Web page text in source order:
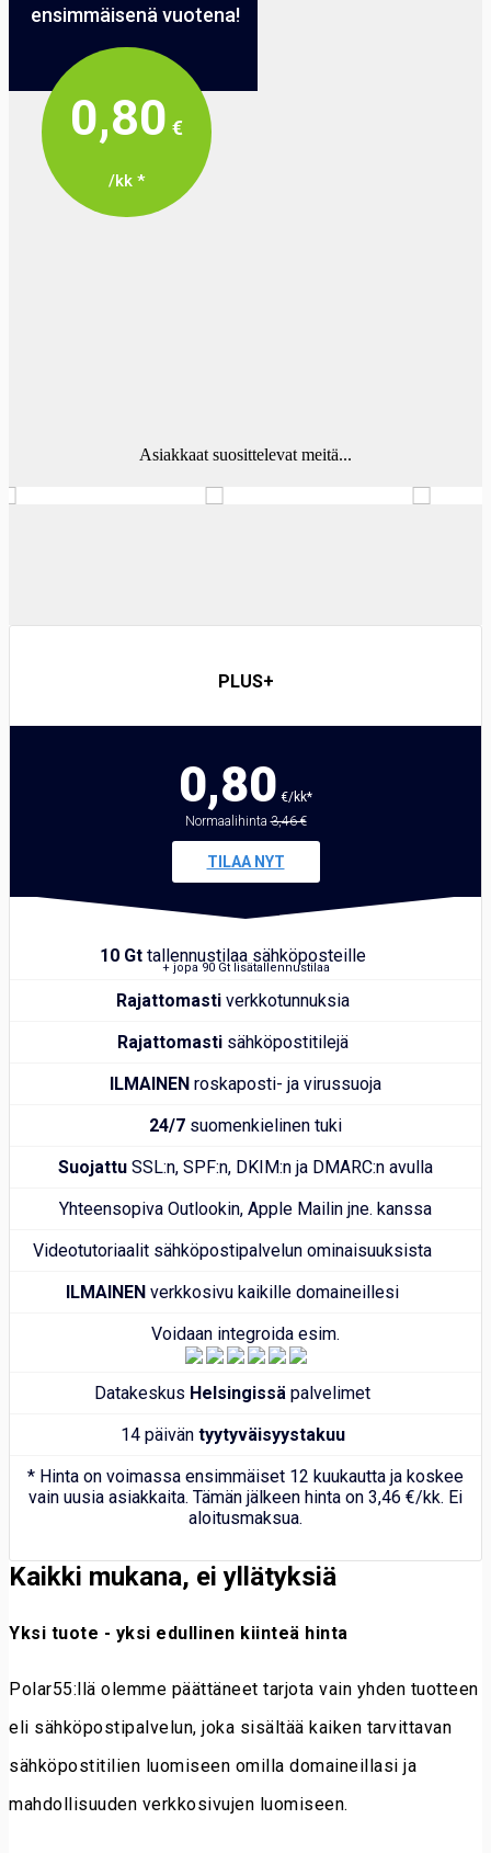
ensimmäisenä vuotena!
0,80 €
/kk *
Asiakkaat suosittelevat meitä...
PLUS+
0,80 €/kk*
Normaalihinta3,46 €
TILAA NYT
10 Gttallennustilaa sähköposteille
+ jopa 90 Gt lisätallennustilaa
Rajattomastiverkkotunnuksia
Rajattomastisähköpostitilejä
ILMAINEN roskaposti- ja virussuoja
24/7 suomenkielinen tuki
Suojattu SSL:n, SPF:n, DKIM:n ja DMARC:n avulla
Yhteensopiva Outlookin, Apple Mailin jne. kanssa
Videotutoriaalit sähköpostipalvelun ominaisuuksista
ILMAINEN verkkosivu kaikille domaineillesi
Voidaan integroida esim.
Datakeskus Helsingissä palvelimet
14 päivän tyytyväisyystakuu
* Hinta on voimassa ensimmäiset 12 kuukautta ja koskee
vain uusia asiakkaita. Tämän jälkeen hinta on 3,46 €/kk. Ei
aloitusmaksua.
Kaikki mukana, ei yllätyksiä
Yksi tuote - yksi edullinen kiinteä hinta
Polar55:llä olemme päättäneet tarjota vain yhden tuotteen
eli sähköpostipalvelun, joka sisältää kaiken tarvittavan
sähköpostitilien luomiseen omilla domaineillasi ja
mahdollisuuden verkkosivujen luomiseen.